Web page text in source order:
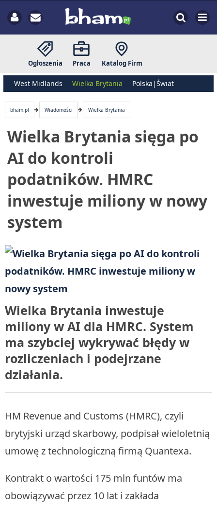
Ogłoszenia Praca Katalog Firm
West Midlands Wielka Brytania Polska|Świat
bham.pl Wiadomości Wielka Brytania
Wielka Brytania sięga po
AI do kontroli
podatników. HMRC
inwestuje miliony w nowy
system
Wielka Brytania inwestuje
miliony w AI dla HMRC. System
ma szybciej wykrywać błędy w
rozliczeniach i podejrzane
działania.
HM Revenue and Customs (HMRC), czyli
brytyjski urząd skarbowy, podpisał wieloletnią
umowę z technologiczną firmą Quantexa.
Kontrakt o wartości 175 mln funtów ma
obowiązywać przez 10 lat i zakłada